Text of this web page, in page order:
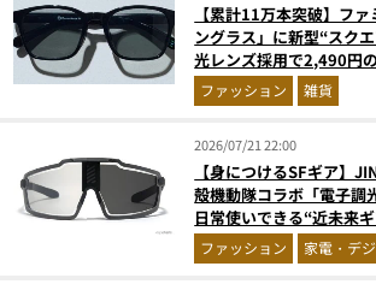
【累計11万本突破】フ
ングラス」に新型“スク
光レンズ採用で2,490円
ファッション 雑貨
2026/07/21 22:00
【身につけるSFギア】
殻機動隊コラボ「電子調
日常使いできる“近未来
ファッション 家電・デ